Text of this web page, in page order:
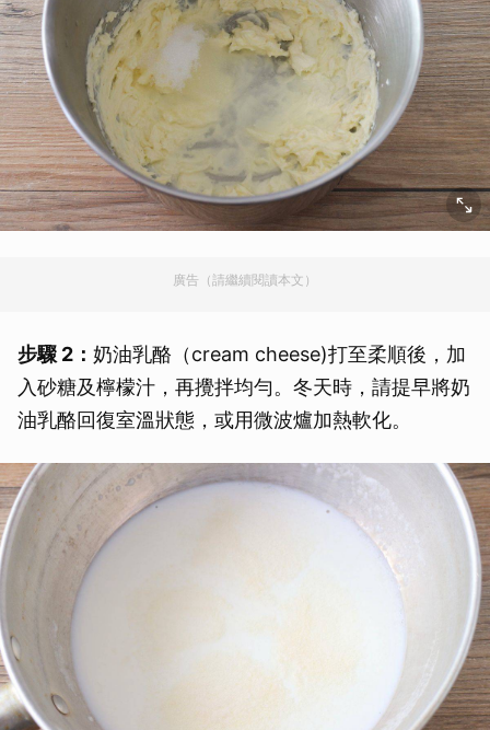
廣告（請繼續閱讀本文）
步驟 2： 奶油乳酪（cream cheese)打至柔順後，加
入砂糖及檸檬汁，再攪拌均勻。冬天時，請提早將奶
油乳酪回復室溫狀態，或用微波爐加熱軟化。